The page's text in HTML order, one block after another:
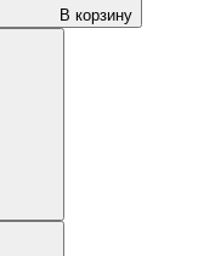
В корзину